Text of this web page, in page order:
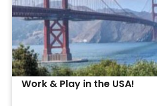
Work & Play in the USA!